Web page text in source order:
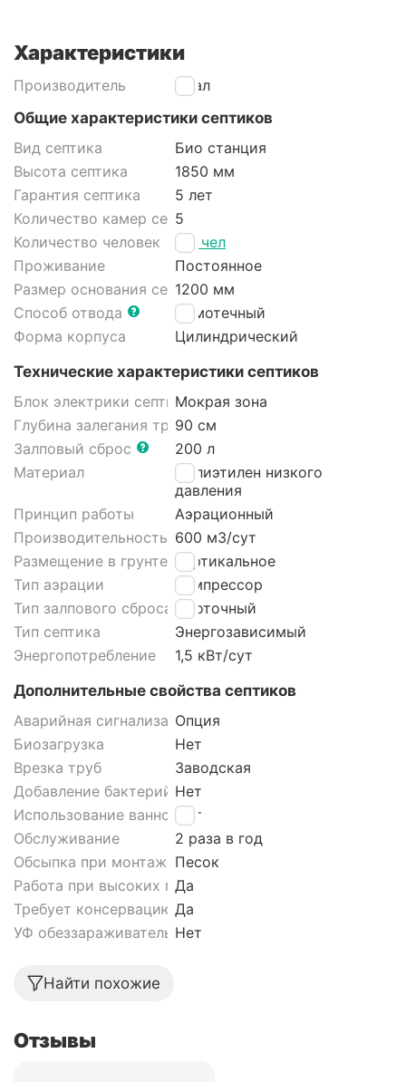
Характеристики
Производитель
Итал
Общие характеристики септиков
Вид септика
Био станция
Высота септика
1850 мм
Гарантия септика
5 лет
Количество камер септика
5
Количество человек
1-3 чел
Проживание
Постоянное
Размер основания септика
1200 мм
Способ отвода
Самотечный
Форма корпуса
Цилиндрический
Технические характеристики септиков
Блок электрики септикаМокрая зона
Глубина залегания трубы90 см
Залповый сброс
200 л
Материал
Полиэтилен низкого
давления
Принцип работы
Аэрационный
Производительность 600 м3/cут
Размещение в грунте септика
Вертикальное
Тип аэрации
Компрессор
Тип залпового сброса септика
Проточный
Тип септика
Энергозависимый
Энергопотребление
1,5 кВт/сут
Дополнительные свойства септиков
Аварийная сигнализация септика
Опция
Биозагрузка
Нет
Врезка труб
Заводская
Добавление бактерий Нет
Использование ваннойНет
Обслуживание
2 раза в год
Обсыпка при монтаже септика
Песок
Работа при высоких грунтовых водах септика
Да
Требует консервацию Да
УФ обеззараживатель Нет
Найти похожие
Отзывы